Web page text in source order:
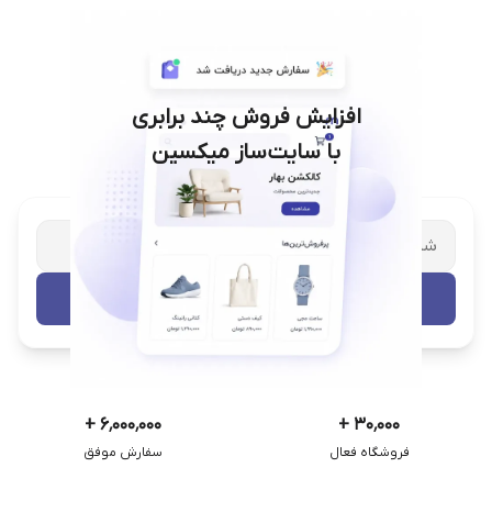
افزایش فروش چند برابری
با سایت‌ساز میکسین
شریک تجاری ترب با پشتیبانی اختصاصی
تست رایگان
۳۰٬۰۰۰ +
فروشگاه فعال
۶٬۰۰۰٬۰۰۰ +
سفارش موفق